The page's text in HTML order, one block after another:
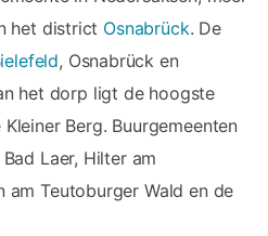
het district Osnabrück. De
, Osnabrück en
het dorp ligt de hoogste
Berg. Buurgemeenten
Laer, Hilter am
am Teutoburger Wald en de